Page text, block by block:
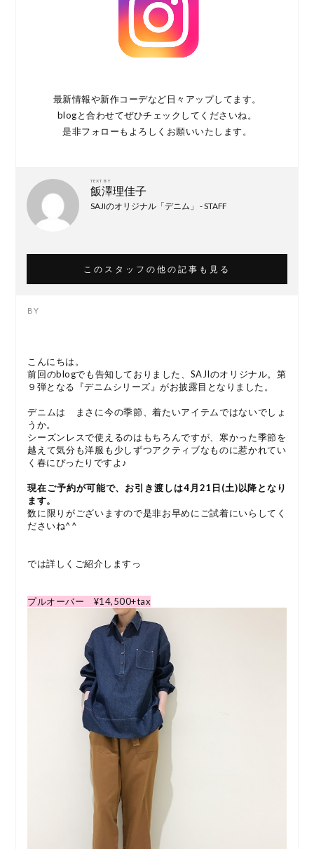
最新情報や新作コーデなど日々アップしてます。
blogと合わせてぜひチェックしてくださいね。
是非フォローもよろしくお願いいたします。
TEXT BY
飯澤理佳子
SAJIのオリジナル「デニム」 - STAFF
このスタッフの他の記事も見る
こんにちは。
前回のblogでも告知しておりました、SAJIのオリジナル。第
９弾となる『デニムシリーズ』がお披露目となりました。
デニムは まさに今の季節、着たいアイテムではないでしょ
うか。
シーズンレスで使えるのはもちろんですが、寒かった季節を
越えて気分も洋服も少しずつアクティブなものに惹かれてい
く春にぴったりですよ♪
現在ご予約が可能で、お引き渡しは4月21日(土)以降となり
ます。
数に限りがございますので是非お早めにご試着にいらしてく
ださいね^^
では詳しくご紹介しますっ
プルオーバー ¥14,500+tax